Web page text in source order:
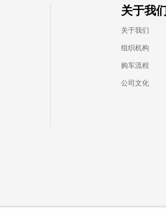
关于我
关于我们
组织机构
购车流程
公司文化